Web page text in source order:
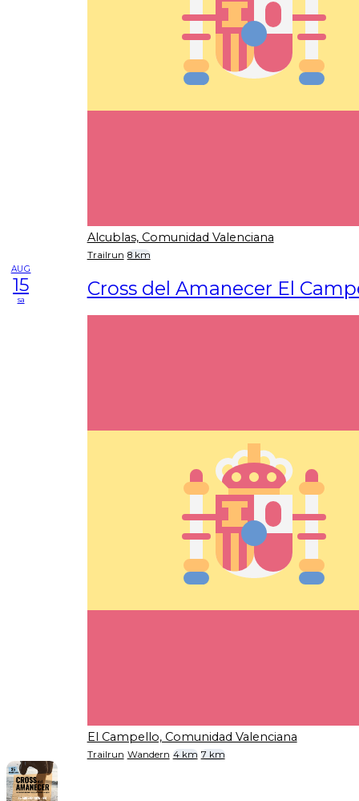
Alcublas, Comunidad Valenciana
Trailrun 8 km
AUG
15
sa Cross del Amanecer El
El Campello, Comunidad Valenciana
Trailrun Wandern 4 km 7 km